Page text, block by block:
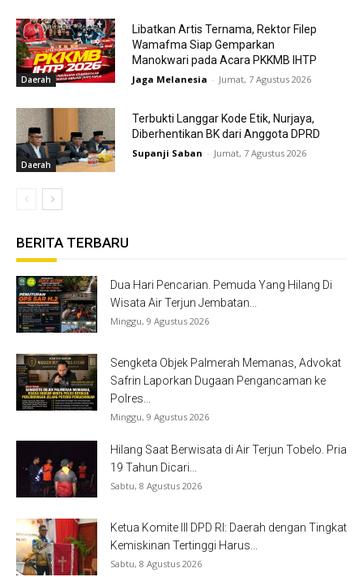
Daerah
Libatkan Artis Ternama, Rektor Filep
Wamafma Siap Gemparkan
Manokwari pada Acara PKKMB IHTP
Jaga Melanesia - Jumat, 7 Agustus 2026
Daerah
Terbukti Langgar Kode Etik, Nurjaya,
Diberhentikan BK dari Anggota DPRD
Supanji Saban - Jumat, 7 Agustus 2026
BERITA TERBARU
Dua Hari Pencarian. Pemuda Yang Hilang Di
Wisata Air Terjun Jembatan...
Minggu, 9 Agustus 2026
Sengketa Objek Palmerah Memanas, Advokat
Safrin Laporkan Dugaan Pengancaman ke
Polres...
Minggu, 9 Agustus 2026
Hilang Saat Berwisata di Air Terjun Tobelo. Pria
19 Tahun Dicari...
Sabtu, 8 Agustus 2026
Ketua Komite III DPD RI: Daerah dengan Tingkat
Kemiskinan Tertinggi Harus...
Sabtu, 8 Agustus 2026